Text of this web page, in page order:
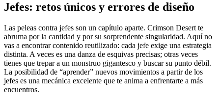
Jefes: retos únicos y errores de diseño
Las peleas contra jefes son un capítulo aparte. Crimson Desert te
abruma por la cantidad y por su sorprendente singularidad. Aquí no
vas a encontrar contenido reutilizado: cada jefe exige una estrategia
distinta. A veces es una danza de esquivas precisas; otras veces
tienes que trepar a un monstruo gigantesco y buscar su punto débil.
La posibilidad de “aprender” nuevos movimientos a partir de los
jefes es una mecánica excelente que te anima a enfrentarte a más
encuentros.